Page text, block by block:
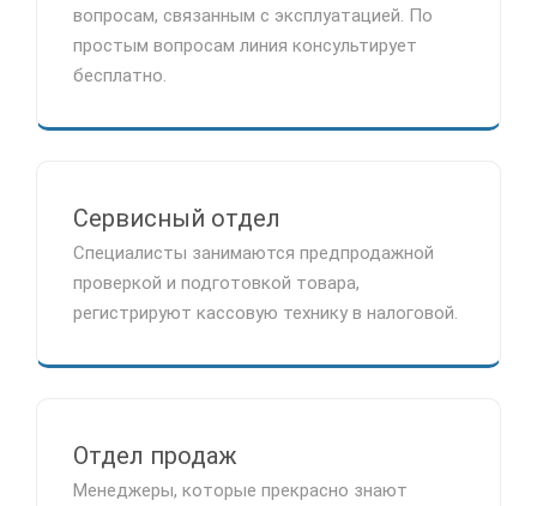
вопросам, связанным с эксплуатацией. По
простым вопросам линия консультирует
бесплатно.
Сервисный отдел
Специалисты занимаются предпродажной
проверкой и подготовкой товара,
регистрируют кассовую технику в налоговой.
Отдел продаж
Менеджеры, которые прекрасно знают